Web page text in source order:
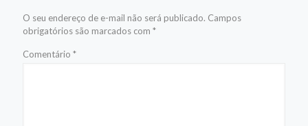
O seu endereço de e-mail não será publicado. Campos
obrigatórios são marcados com *
Comentário *